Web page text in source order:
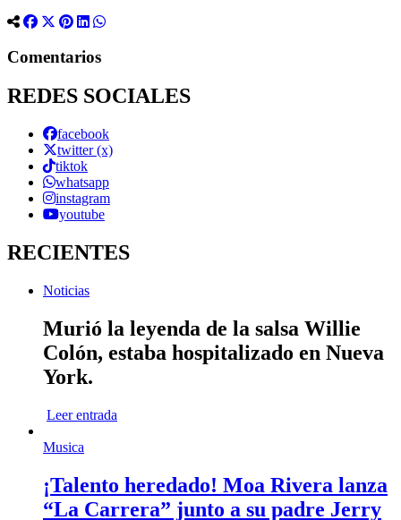
Comentarios
REDES SOCIALES
facebook
twitter (x)
tiktok
whatsapp
instagram
youtube
RECIENTES
Noticias
Murió la leyenda de la salsa Willie
Colón, estaba hospitalizado en Nueva
York.
Leer entrada
Musica
¡Talento heredado! Moa Rivera lanza
“La Carrera” junto a su padre Jerry